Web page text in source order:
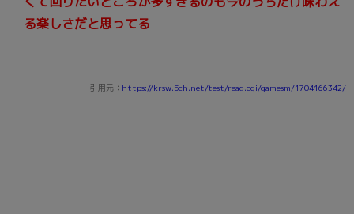
る楽しさだと思ってる
引用元： https://krsw.5ch.net/test/read.cgi/gamesm/1704166342/